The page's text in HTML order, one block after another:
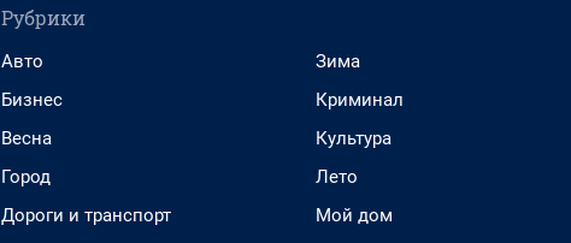
Рубрики
Авто
Бизнес
Весна
Город
Дороги и транспорт
Зима
Криминал
Культура
Лето
Мой дом